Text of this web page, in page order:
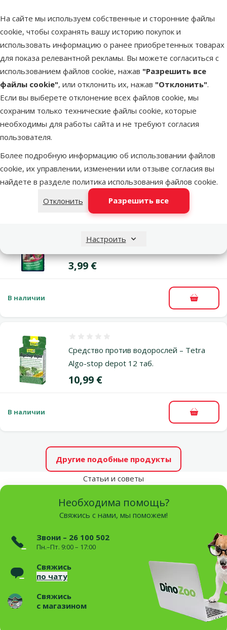
На сайте мы используем собственные и сторонние файлы
cookie, чтобы сохранять вашу историю покупок и
использовать информацию о ранее приобретенных товарах
для показа релевантной рекламы. Вы можете согласиться с
использованием файлов cookie, нажав "Разрешить все
файлы cookie", или отклонить их, нажав "Отклонить".
Если вы выберете отклонение всех файлов cookie, мы
сохраним только технические файлы cookie, которые
необходимы для работы сайта и не требуют согласия
пользователя.
Более подробную информацию об использовании файлов
cookie, их управлении, изменении или отзыве согласия вы
найдете в разделе политика использования файлов cookie.
Отклонить
Разрешить все
Настроить
AlguMin, 250 мл
Цена
8,99 €
В наличии В
Средство для ухода за водой – Tetra
Оценка 0%
Цена
6,99 €
В наличии В
Средство для ухода за водой – Tetra
Цена
3,99 €
В наличии В
Средство против водорослей – Tetra
Algo-stop depot 12 таб.
Цена
10,99 €
В наличии В
Другие подобные продукты
Статьи и советы
Необходима помощь?
Свяжись с нами, мы поможем!
Звони – 26 100 502
Пн.–Пт. 9:00 – 17:00
Свяжись
по чату
Свяжись
с магазином